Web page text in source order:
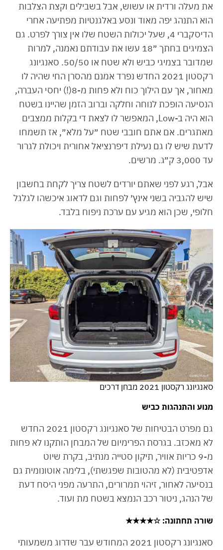
את מעלה ורדית או עשוש, אבל בשבילים וקצת הצלבות
הוא התנהג יפה מאוד ונסע באלגנטיות מפתיעה אחרי
הדיסקברי 4, שעל יכולות השטח שלו אין צורך לפרט. גם
הצמיגים בחתך ״18 עשו את עבודתם נאמנה, למרות
שמדובר בצמיגי כביש ולא שטח או 50/50. סאנגיונג
רקסטון 2021 החדש נפרד אמנם מהסרן החי שהיה לו
מאחור, אך עם הילוך כוח ולא פחות מ-8(!) יחסי העברה,
הנסיעה הופכת לנוחה וחלקה וברוב הזמן שהיינו בשטח
הוא היה ב-Low, המאפשר לו לצאת די בקלות ממצבים
מאתגרים. אם אתם חובבי שטח ״על מלא״, אז תשמחו
לדעת שיש לו גם נעילת דיפרנציאל אחורית ויכולת לגרור
עד 3,000 ק״ג. מרשים.
אבל, רגע לפני שאתם יורדים לשטח צריך לקחת בחשבון
שיש להגביה בשני אינץ׳ לפחות וגם לדאוג איכשהו לגלגל
חלופי, שכן הוא מגיע עם ערכת ניפוח בלבד.
סאנגיונג רקסטון 2021 מבחן דרכים
מנוע והתנהגות כביש
גם מפרט הבטיחות של סאנגיונג רקסטון 2021 החדש
לא מאכזב. בגרסת הפרימיום של המבחן הותקנו לא פחות
מ-9 כריות אוויר, תיקון סטייה מנתיב, בקרת שיוט
אדפטיבית (לא מהטובות שפגשתי), בלימה אוטונומית גם
בנסיעה לאחור, זיהוי תמרורים, התרעה מפני היסח דעת
של הנהג, ניטור רכב הנמצא בשטח מת ועוד.
שורה תחתונה: ☆★★★★
סאנגיונג רקסטון 2021 המחודש עבר שדרוג משמעותי